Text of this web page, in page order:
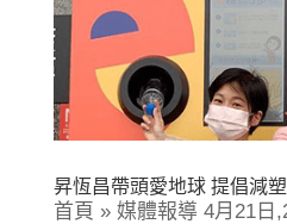
昇恆昌帶頭愛地球 提倡減
首頁 » 媒體報導 4月21日